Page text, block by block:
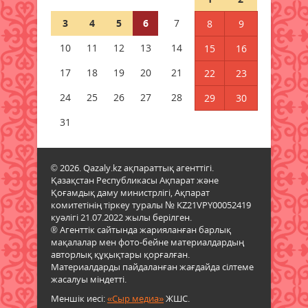
байланысты ескерту жасалды
өңірінде дауылды ескерту
жарияланды
06 тамыз 2026 ж.
Синоптиктер Қазақстанның екі
қаласында ауа сапасы
нашарлауы мүмкін екенін
ескертті
06 тамыз 2026 ж. 75
Қазақстандықтар тамызда ең
жарқын жұлдыз жаууын
3
4 5 6 7 8
9
10
11 12 13 14 15
16
17
18 19 20 21 22
23
24
25 26 27 28 29
30
31
© 2026. Qazaly.kz ақпараттық агенттігі.
Қазақстан Республикасы Ақпарат және
Қоғамдық даму министрлігі, Ақпарат
комитетінің тіркеу туралы № KZ21VPY00052419
куәлігі 21.07.2022 жылы берілген.
® Агенттік сайтында жарияланған барлық
мақалалар мен фото-бейне материалдардың
авторлық құқықтары қорғалған.
Материалдарды пайдаланған жағдайда сілтеме
жасалуы міндетті.
Меншік иесі:«Сыр медиа»ЖШС.